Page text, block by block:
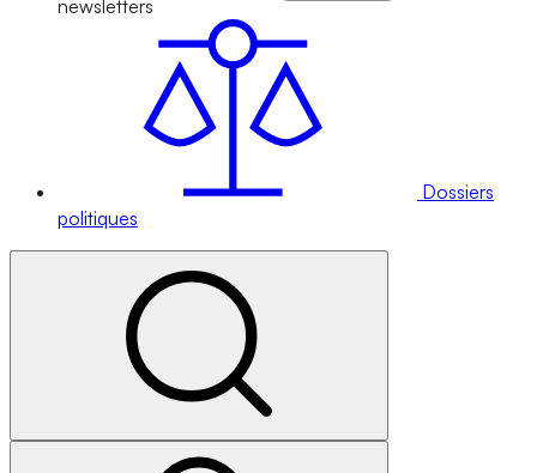
newsletters
Dossiers
politiques